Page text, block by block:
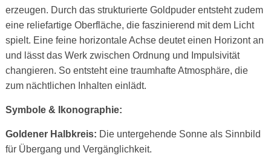
erzeugen. Durch das strukturierte Goldpuder entsteht zudem
eine reliefartige Oberfläche, die faszinierend mit dem Licht
spielt. Eine feine horizontale Achse deutet einen Horizont an
und lässt das Werk zwischen Ordnung und Impulsivität
changieren. So entsteht eine traumhafte Atmosphäre, die
zum nächtlichen Inhalten einlädt.
Symbole & Ikonographie:
Goldener Halbkreis: Die untergehende Sonne als Sinnbild
für Übergang und Vergänglichkeit.